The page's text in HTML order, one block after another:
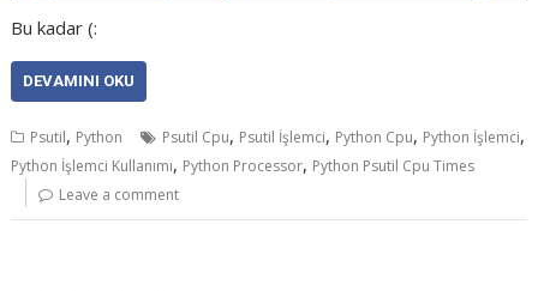
Bu kadar (:
DEVAMINI OKU
Psutil, Python Psutil Cpu, Psutil İşlemci, Python Cpu, Python İşlemci,
Python İşlemci Kullanımı, Python Processor, Python Psutil Cpu Times
Leave a comment